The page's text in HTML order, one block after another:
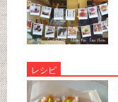
レシピ